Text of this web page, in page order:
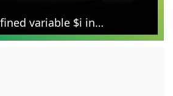
variable $i in
news-